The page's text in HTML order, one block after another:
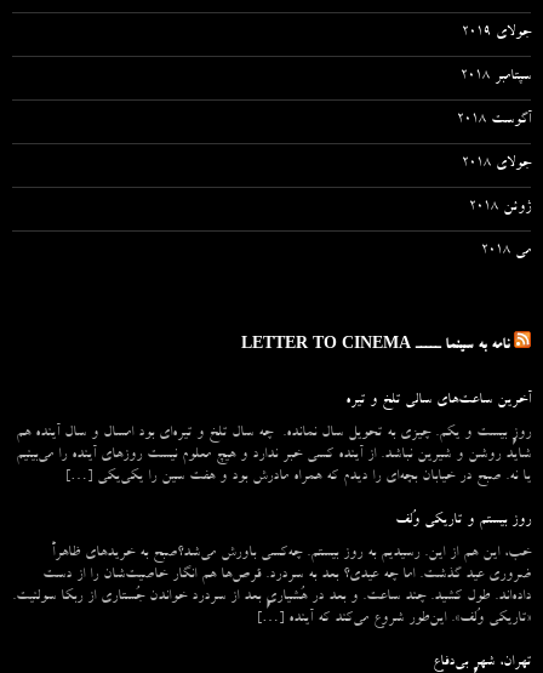
جولای 2019
سپتامبر 2018
آگوست 2018
جولای 2018
ژوئن 2018
می 2018
نامه به سینما ـــــ LETTER TO CINEMA
آخرین ساعت‌های سالی تلخ و تیره
روزِ بیست و یکم. چیزی به تحویل سال نمانده. چه سال تلخ و تیره‌ای بود امسال و سال آینده هم
شاید روشن و شیرین نباشد. از آینده کسی خبر ندارد و هیچ معلوم نیست روزهای آینده را می‌بینیم
یا نه. صبح در خیابان بچه‌ای را دیدم که همراه مادرش بود و هفت سین را یکی‌یکی […]
روز بیستم و تاریکی وُلف
خب، این هم از این. رسیدیم به روز بیستم. چه‌کسی باورش می‌شد؟صبح به خریدهای ظاهراً
ضروری عید گذشت. اما چه عیدی؟ بعد به سردرد. قرص‌ها هم انگار خاصیت‌شان را از دست
داده‌اند. طول کشید. چند ساعت. و بعد در هُشیاریِ بعد از سردرد خواندن جُستاری از ربکا سولنیت.
«تاریکی وُلف». این‌طور شروع می‌‌کند که آینده […]
تهران، شهرِ بی‌دفاع